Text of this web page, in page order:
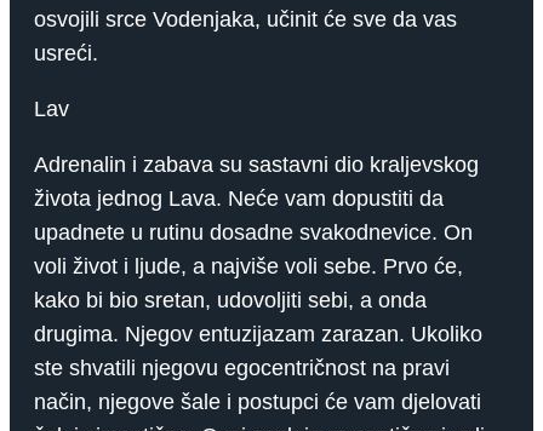
osvojili srce Vodenjaka, učinit će sve da vas
usreći.
Lav
Adrenalin i zabava su sastavni dio kraljevskog
života jednog Lava. Neće vam dopustiti da
upadnete u rutinu dosadne svakodnevice. On
voli život i ljude, a najviše voli sebe. Prvo će,
kako bi bio sretan, udovoljiti sebi, a onda
drugima. Njegov entuzijazam zarazan. Ukoliko
ste shvatili njegovu egocentričnost na pravi
način, njegove šale i postupci će vam djelovati